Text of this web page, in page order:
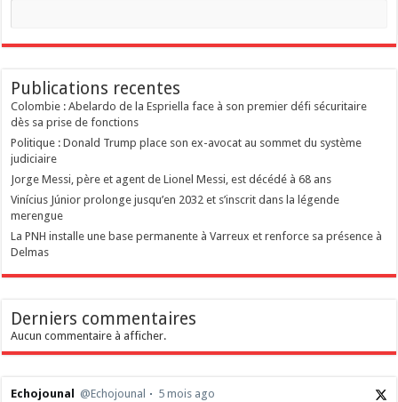
Publications recentes
Colombie : Abelardo de la Espriella face à son premier défi sécuritaire
dès sa prise de fonctions
Politique : Donald Trump place son ex-avocat au sommet du système
judiciaire
Jorge Messi, père et agent de Lionel Messi, est décédé à 68 ans
Vinícius Júnior prolonge jusqu’en 2032 et s’inscrit dans la légende
merengue
La PNH installe une base permanente à Varreux et renforce sa présence à
Delmas
Derniers commentaires
Aucun commentaire à afficher.
Echojounal @Echojounal
5 mois ago